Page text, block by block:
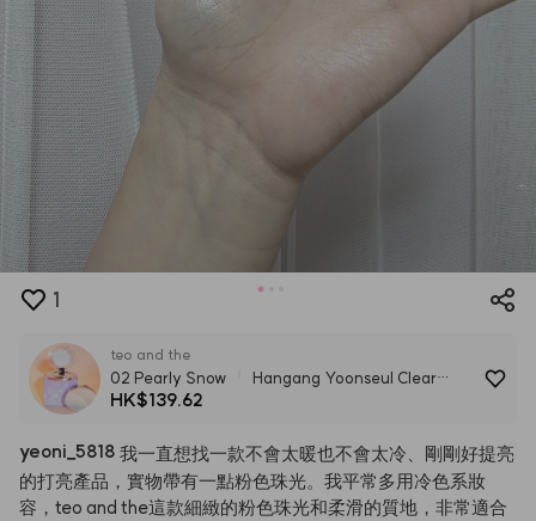
1
teo and the
02 Pearly Snow
Hangang Yoonseul Clear
Highlighter
HK$139.62
yeoni 5818 我一直想找一款不會太暖也不會太冷、剛剛好提亮
的打亮產品，實物帶有一點粉色珠光。我平常多用冷色系妝
容，teo and the這款細緻的粉色珠光和柔滑的質地，非常適合